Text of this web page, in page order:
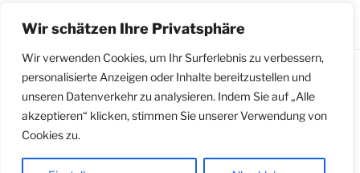
Wir schätzen Ihre Privatsphäre
Wir verwenden Cookies, um Ihr Surferlebnis zu verbessern,
personalisierte Anzeigen oder Inhalte bereitzustellen und
unseren Datenverkehr zu analysieren. Indem Sie auf „Alle
akzeptieren“ klicken, stimmen Sie unserer Verwendung von
Cookies zu.
Impressum | Datenschutzerklärung
Meldestelle
gemäß Hinweisgeberschutzgesetz